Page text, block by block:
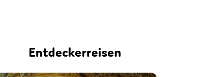
Entdeckerreisen